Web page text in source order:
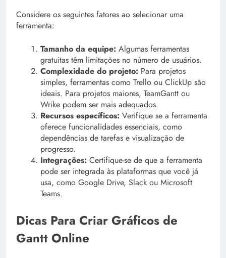
Considere os seguintes fatores ao selecionar uma
ferramenta:
Tamanho da equipe: Algumas ferramentas
gratuitas têm limitações no número de usuários.
Complexidade do projeto: Para projetos
simples, ferramentas como Trello ou ClickUp são
ideais. Para projetos maiores, TeamGantt ou
Wrike podem ser mais adequados.
Recursos específicos: Verifique se a ferramenta
oferece funcionalidades essenciais, como
dependências de tarefas e visualização de
progresso.
Integrações: Certifique-se de que a ferramenta
pode ser integrada às plataformas que você já
usa, como Google Drive, Slack ou Microsoft
Teams.
Dicas Para Criar Gráficos de
Gantt Online